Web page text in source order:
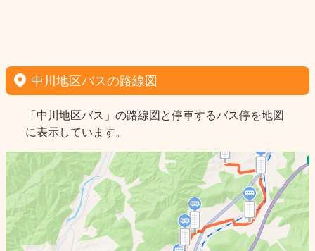
中川地区バスの路線図
「中川地区バス」の路線図と停車するバス停を地図
に表示しています。